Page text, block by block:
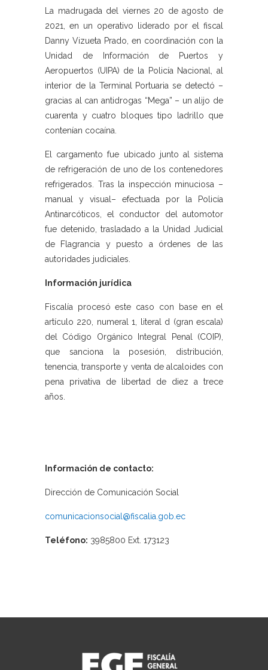
La madrugada del viernes 20 de agosto de
2021, en un operativo liderado por el fiscal
Danny Vizueta Prado, en coordinación con la
Unidad de Información de Puertos y
Aeropuertos (UIPA) de la Policía Nacional, al
interior de la Terminal Portuaria se detectó –
gracias al can antidrogas “Mega” – un alijo de
cuarenta y cuatro bloques tipo ladrillo que
contenían cocaína.
El cargamento fue ubicado junto al sistema
de refrigeración de uno de los contenedores
refrigerados. Tras la inspección minuciosa –
manual y visual– efectuada por la Policía
Antinarcóticos, el conductor del automotor
fue detenido, trasladado a la Unidad Judicial
de Flagrancia y puesto a órdenes de las
autoridades judiciales.
Información jurídica
Fiscalía procesó este caso con base en el
artículo 220, numeral 1, literal d (gran escala)
del Código Orgánico Integral Penal (COIP),
que sanciona la posesión, distribución,
tenencia, transporte y venta de alcaloides con
pena privativa de libertad de diez a trece
años.
Información de contacto:
Dirección de Comunicación Social
comunicacionsocial@fiscalia.gob.ec
Teléfono: 3985800 Ext. 173123